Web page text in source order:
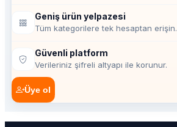
Geniş ürün yelpazesi
Tüm kategorilere tek hesaptan erişin.
Güvenli platform
Verileriniz şifreli altyapı ile korunur.
Üye ol